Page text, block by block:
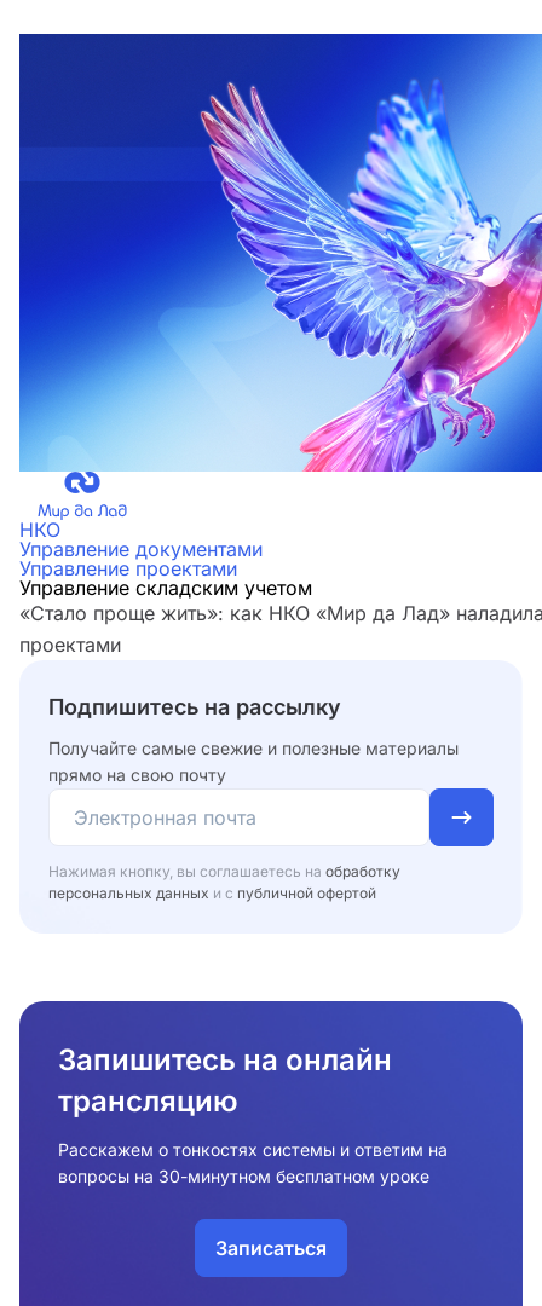
НКО
Управление документами
Управление проектами
Управление складским учетом
«Стало проще жить»: как НКО «Мир да Лад»
проектами
Подпишитесь на рассылку
Получайте самые свежие и полезные материалы
прямо на свою почту
Нажимая кнопку, вы соглашаетесь на обработку
персональных данных и с публичной офертой
Запишитесь на онлайн
трансляцию
Расскажем о тонкостях системы и ответим на
вопросы на 30-минутном бесплатном уроке
Записаться